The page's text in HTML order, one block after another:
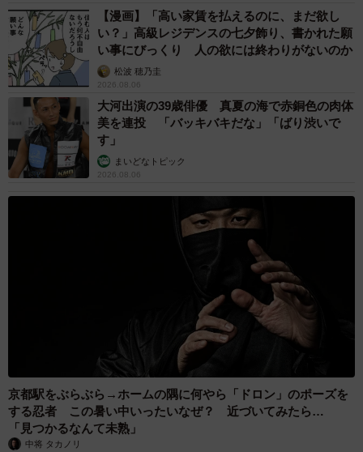
【漫画】「高い家賃を払えるのに、まだ欲し
い？」高級レジデンスの七夕飾り、書かれた願
い事にびっくり 人の欲には終わりがないのか
松波 穂乃圭
2026.08.06
大河出演の39歳俳優 真夏の海で赤銅色の肉体
美を連投 「バッキバキだな」「ばり渋いで
す」
まいどなトピック
2026.08.06
京都駅をぶらぶら→ホームの隅に何やら「ドロン」のポーズを
する忍者 この暑い中いったいなぜ？ 近づいてみたら…
「見つかるなんて未熟」
中将 タカノリ